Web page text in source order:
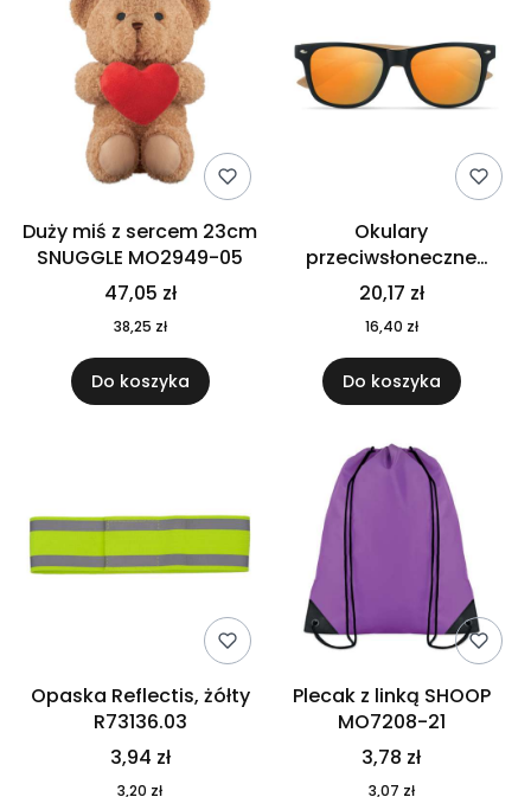
Duży miś z sercem 23cm
SNUGGLE MO2949-05
47,05 zł
38,25 zł
Do koszyka
Okulary
przeciwsłoneczne
CALIFORNIA TOUCH
MO9617-10
20,17 zł
16,40 zł
Do koszyka
Opaska Reflectis, żółty
R73136.03
3,94 zł
3,20 zł
Plecak z linką SHOOP
MO7208-21
3,78 zł
3,07 zł